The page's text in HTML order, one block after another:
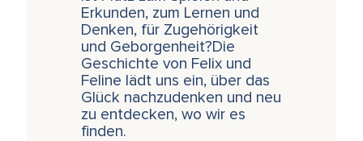
Erkunden, zum Lernen und
Denken, für Zugehörigkeit
und Geborgenheit?Die
Geschichte von Felix und
Feline lädt uns ein, über das
Glück nachzudenken und neu
zu entdecken, wo wir es
finden.